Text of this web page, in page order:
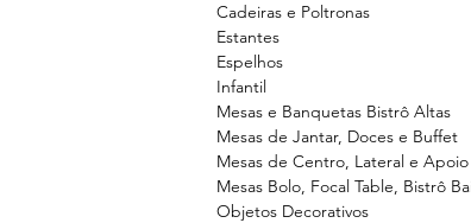
Cadeiras e Poltronas
Estantes
Espelhos
Infantil
Mesas e Banquetas Bistrô Altas
Mesas de Jantar, Doces e Buffet
Mesas de Centro, Lateral e Apoio
Mesas Bolo, Focal Table, Bistrô
Objetos Decorativos